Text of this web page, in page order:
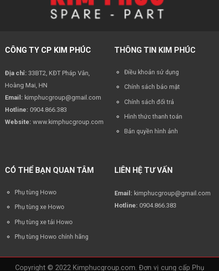
CÔNG TY CP KIM PHÚC
Địa chỉ: 33BT2, KĐT Pháp Vân,
Hoàng Mai, HN
Email: kimphucgroup@gmail.com
Hotline: 0904.866.383
Website: www.kimphucgroup.com
THÔNG TIN KIM PHÚC
Điều khoản sử dụng
Chính sách bảo mật
Chính sách đổi trả
Hình thức thanh toán
Bản quyền hình ảnh
CÓ THỂ BẠN QUAN TÂM
Phụ tùng Howo
Phụ tùng xe Howo
Phụ tùng xe tải Howo
Phụ tùng Howo chính hãng
LIÊN HỆ TƯ VẤN
Email: kimphucgroup@gmail.com
Hotline: 0904.866.383
Copyright © 2022 Kimphucgroup.com. Đơn vị cung cấp Phụ